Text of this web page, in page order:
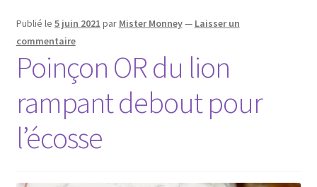
Publié le 5 juin 2021 par Mister Monney— Laisser un
commentaire
Poinçon OR du lion
rampant debout pour
l’écosse